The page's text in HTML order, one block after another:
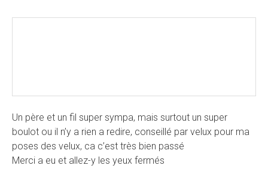
Un père et un fil super sympa, mais surtout un super
boulot ou il n’y a rien a redire, conseillé par velux pour ma
poses des velux, ca c’est très bien passé
Merci a eu et allez-y les yeux fermés